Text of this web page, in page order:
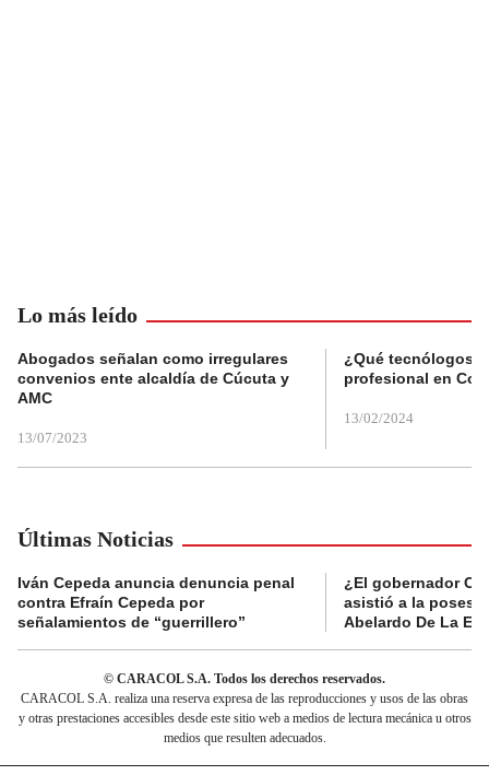
Lo más leído
Abogados señalan como irregulares
convenios ente alcaldía de Cúcuta y
AMC
13/07/2023
¿Qué tecnólogos
profesional en
13/02/2024
Últimas Noticias
Iván Cepeda anuncia denuncia penal
contra Efraín Cepeda por
señalamientos de “guerrillero”
¿El gobernador
asistió a la
Abelardo De La
© CARACOL S.A. Todos los derechos reservados.
CARACOL S.A. realiza una reserva expresa de las reproducciones y usos de las obras
y otras prestaciones accesibles desde este sitio web a medios de lectura mecánica u otros
medios que resulten adecuados.